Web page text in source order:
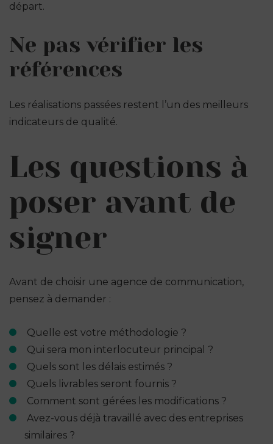
départ.
Ne pas vérifier les
références
Les réalisations passées restent l’un des meilleurs
indicateurs de qualité.
Les questions à
poser avant de
signer
Avant de choisir une agence de communication,
pensez à demander :
Quelle est votre méthodologie ?
Qui sera mon interlocuteur principal ?
Quels sont les délais estimés ?
Quels livrables seront fournis ?
Comment sont gérées les modifications ?
Avez-vous déjà travaillé avec des entreprises
similaires ?